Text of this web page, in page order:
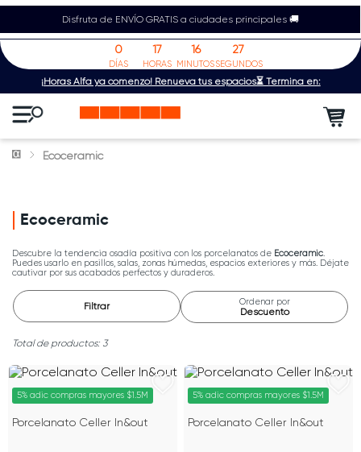
Disfruta de ENVÍO GRATIS a ciudades principales 🚚
¡Horas Alfa ya comenzó! Renueva tus espacios⏳ Termina en:
0
DÍAS
17
HORAS
16
MINUTOS
27
SEGUNDOS
Ecoceramic
Ecoceramic
Descubre la tendencia osadía positiva con los porcelanatos de Ecoceramic.
Puedes usarlo en pasillos, salas, zonas húmedas, espacios exteriores y más. Déjate
cautivar por sus acabados perfectos y duraderos.
Filtrar Ordenar por
Descuento
3
5% adic compras mayores $1.5M
Porcelanato Celler In&out
5% adic compras mayores $1.5M
Porcelanato Celler In&out